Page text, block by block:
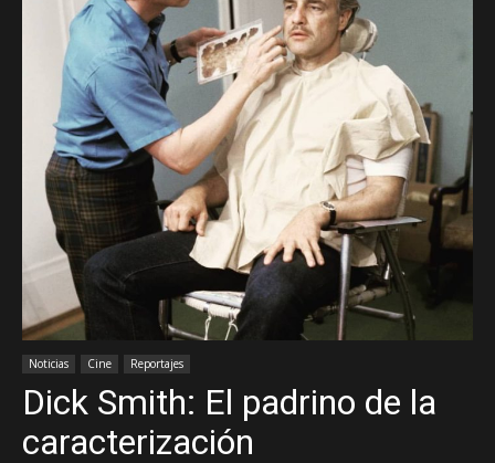
Noticias Cine Reportajes
Dick Smith: El padrino de la
caracterización